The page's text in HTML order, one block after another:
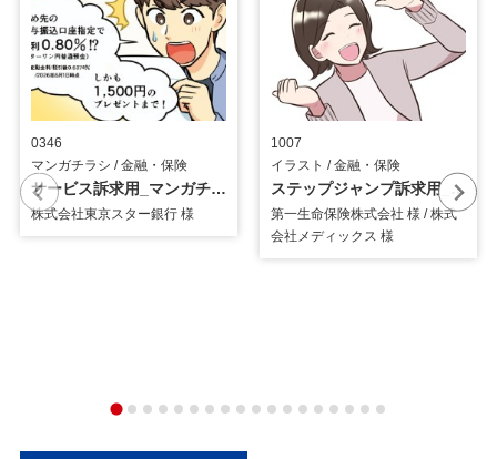
0346
マンガチラシ / 金融・保険
サービス訴求用_マンガチラシ
株式会社東京スター銀行 様
1007
イラスト / 金融・保険
ステップジャンプ訴求用_イラスト
第一生命保険株式会社 様 / 株式
会社メディックス 様